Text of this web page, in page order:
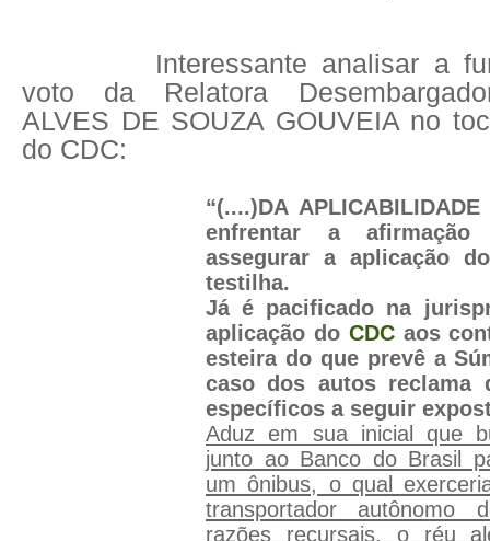
Interessante analisar a
voto da Relatora
ALVES DE SOUZA GOUVEIA no
do CDC:
“(....)DA APLICABILIDADE
enfrentar a
assegurar a aplicação do
testilha.
Já é pacificado na
aplicação do CDC aos
esteira do que prevê a
caso dos autos reclama
específicos a seguir
Aduz em sua inicial que
junto ao Banco do Brasil
um ônibus, o qual
transportador autônomo
razões recursais, o réu